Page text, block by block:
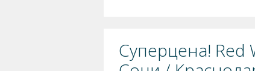
Суперцена! Red